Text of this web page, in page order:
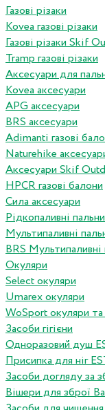
Газові різаки
Kovea газові різаки
Газові різаки Skif
Tramp газові різаки
Аксесуари для
Kovea аксесуари
APG аксесуари
BRS аксесуари
Adimanti газові
Naturehike
Аксесуари Skif
HPCR газові балони
Сила аксесуари
Рідкопаливні
Мультипаливні
BRS Мультипаливні
Окуляри
Select окуляри
Umarex окуляри
WoSport окуляри та
Засоби гігієни
Одноразовий душ
Присипка для ніг
Засоби догляду за
Вішери для зброї